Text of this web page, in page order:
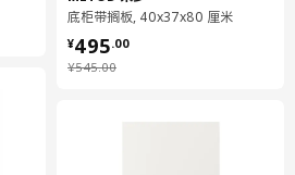
底柜带搁板, 40x37x80 厘米
¥545.00
¥ 545.00
¥495.00
¥ 495.00